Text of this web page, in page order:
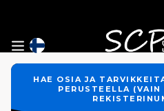
HAE OSIA JA
PERUSTEELLA